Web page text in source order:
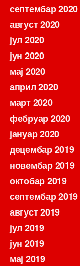
септембар 2020
август 2020
јул 2020
јун 2020
мај 2020
април 2020
март 2020
фебруар 2020
јануар 2020
децембар 2019
новембар 2019
октобар 2019
септембар 2019
август 2019
јул 2019
јун 2019
мај 2019